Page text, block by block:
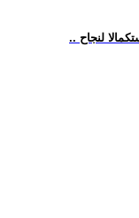
لنجاح